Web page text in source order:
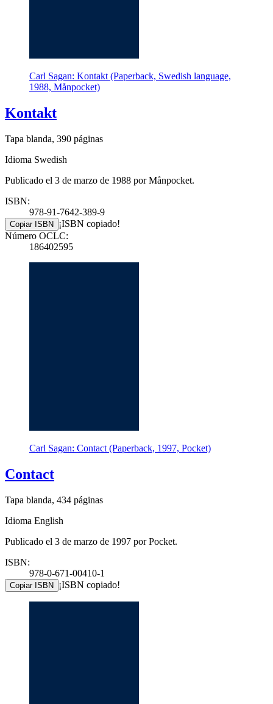
Carl Sagan: Kontakt (Paperback, Swedish language,
1988, Månpocket)
Kontakt
Tapa blanda, 390 páginas
Idioma Swedish
Publicado el 3 de marzo de 1988 por Månpocket.
ISBN:
978-91-7642-389-9
Copiar ISBN
¡ISBN copiado!
Número OCLC:
186402595
Carl Sagan: Contact (Paperback, 1997, Pocket)
Contact
Tapa blanda, 434 páginas
Idioma English
Publicado el 3 de marzo de 1997 por Pocket.
ISBN:
978-0-671-00410-1
Copiar ISBN ¡ISBN copiado!